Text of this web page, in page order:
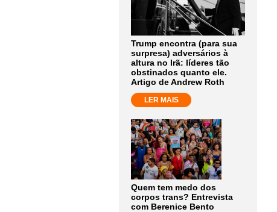
Trump encontra (para sua
surpresa) adversários à
altura no Irã: líderes tão
obstinados quanto ele.
Artigo de Andrew Roth
LER MAIS
Quem tem medo dos
corpos trans? Entrevista
com Berenice Bento